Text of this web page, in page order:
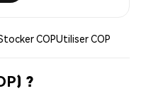
COPUtiliser COP
?